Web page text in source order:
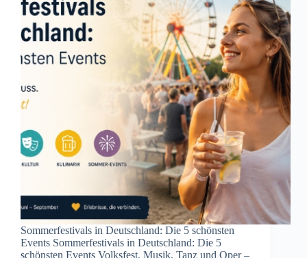
Sommerfestivals in Deutschland: Die 5 schönsten
Events Sommerfestivals in Deutschland: Die 5
schönsten Events Volksfest, Musik, Tanz und Oper –